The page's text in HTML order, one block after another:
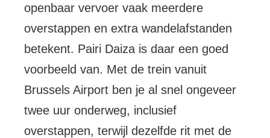
openbaar vervoer vaak meerdere
overstappen en extra wandelafstanden
betekent. Pairi Daiza is daar een goed
voorbeeld van. Met de trein vanuit
Brussels Airport ben je al snel ongeveer
twee uur onderweg, inclusief
overstappen, terwijl dezelfde rit met de